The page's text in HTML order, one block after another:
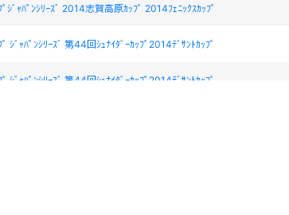
ﾟｼﾞｬﾊﾟﾝｼﾘｰｽﾞ 2014志賀高原ｶｯﾌﾟ 2014ﾌｪﾆｯｸｽｶｯﾌﾟ
ﾟ ｼﾞｬﾊﾟﾝｼﾘｰｽﾞ 第44回ｼｭﾅｲﾀﾞｰｶｯﾌﾟ2014ﾃﾞｻﾝﾄｶｯﾌﾟ
ﾟ ｼﾞｬﾊﾟﾝｼﾘｰｽﾞ 第44回ｼｭﾅｲﾀﾞｰｶｯﾌﾟ2014ﾃﾞｻﾝﾄｶｯﾌﾟ